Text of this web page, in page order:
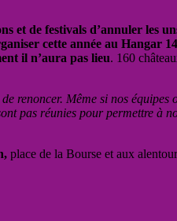
et de festivals d’annuler les
cette année au Hangar
il n’aura pas lieu. 160
renoncer. Même si nos
pas réunies pour permettre à
place de la Bourse et aux